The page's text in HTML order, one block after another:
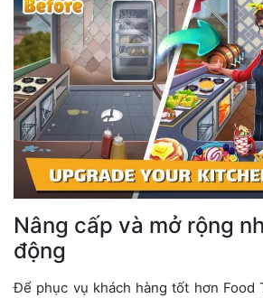
Nâng cấp và mở rộng
động
Để phục vụ khách hàng tốt hơn Food